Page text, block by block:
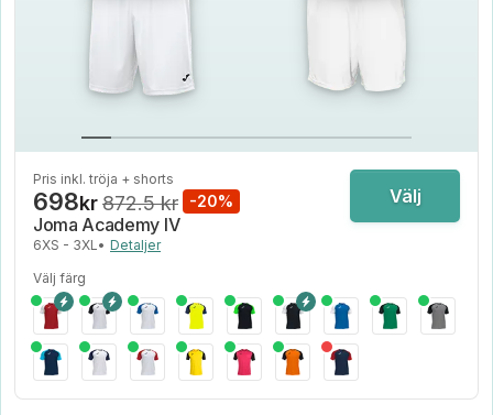
Pris inkl. tröja + shorts
698kr872.5 kr -20%
Joma Academy IV
6XS - 3XL• Detaljer
Välj
Välj färg